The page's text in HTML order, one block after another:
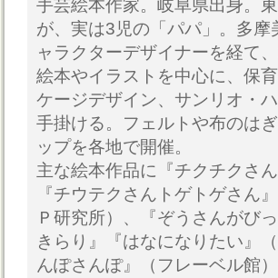
手芸絵本作家。岐阜県出身。
が、実は3児の「パパ」。多
ャラクターデザイナーを経て
絵本やイラストを中心に、保
ケージデザイン、サンリオ・
手掛ける。フェルトや布のは
ップを各地で開催。
主な絵本作品に『チクチクさ
『チウテクさんトゲトゲさん
Ｐ研究所）、『ぞうさんがび
きらり』『はなになりたい』
んぽさんぽ』（フレーベル館）